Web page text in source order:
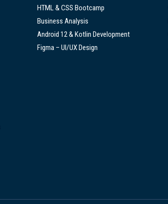
HTML & CSS Bootcamp
Business Analysis
Android 12 & Kotlin Development
Figma – UI/UX Design